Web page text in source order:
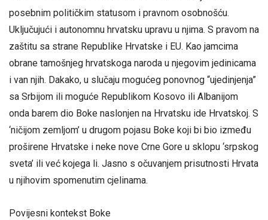
posebnim političkim statusom i pravnom osobnošću.
Uključujući i autonomnu hrvatsku upravu u njima. S pravom na
zaštitu sa strane Republike Hrvatske i EU. Kao jamcima
obrane tamošnjeg hrvatskoga naroda u njegovim jedinicama
i van njih. Dakako, u slučaju mogućeg ponovnog “ujedinjenja”
sa Srbijom ili moguće Republikom Kosovo ili Albanijom
onda barem dio Boke naslonjen na Hrvatsku ide Hrvatskoj. S
‘ničijom zemljom’ u drugom pojasu Boke koji bi bio između
proširene Hrvatske i neke nove Crne Gore u sklopu ‘srpskog
sveta’ ili već kojega li. Jasno s očuvanjem prisutnosti Hrvata
u njihovim spomenutim cjelinama.
Povijesni kontekst Boke